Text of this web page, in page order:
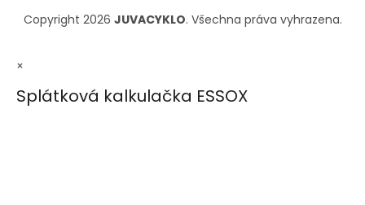
Copyright 2026 JUVACYKLO. Všechna práva vyhrazena.
×
Splátková kalkulačka ESSOX